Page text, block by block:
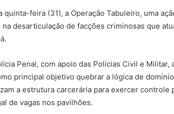
quinta-feira (31), a Operação Tabuleiro, uma
na desarticulação de facções criminosas que
Penal, com apoio das Polícias Civil e Militar,
principal objetivo quebrar a lógica de
a estrutura carcerária para exercer controle
de vagas nos pavilhões.